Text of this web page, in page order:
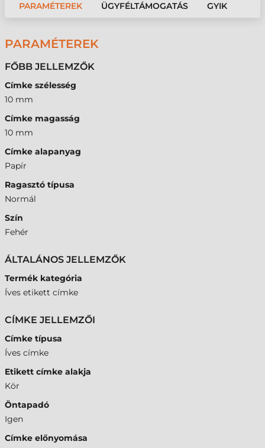
PARAMÉTEREK ÜGYFÉLTÁMOGATÁS GYIK
PARAMÉTEREK
FŐBB JELLEMZŐK
Címke szélesség
10 mm
Címke magasság
10 mm
Címke alapanyag
Papír
Ragasztó típusa
Normál
Szín
Fehér
ÁLTALÁNOS JELLEMZŐK
Termék kategória
Íves etikett címke
CÍMKE JELLEMZŐI
Címke típusa
Íves címke
Etikett címke alakja
Kör
Öntapadó
Igen
Címke előnyomása